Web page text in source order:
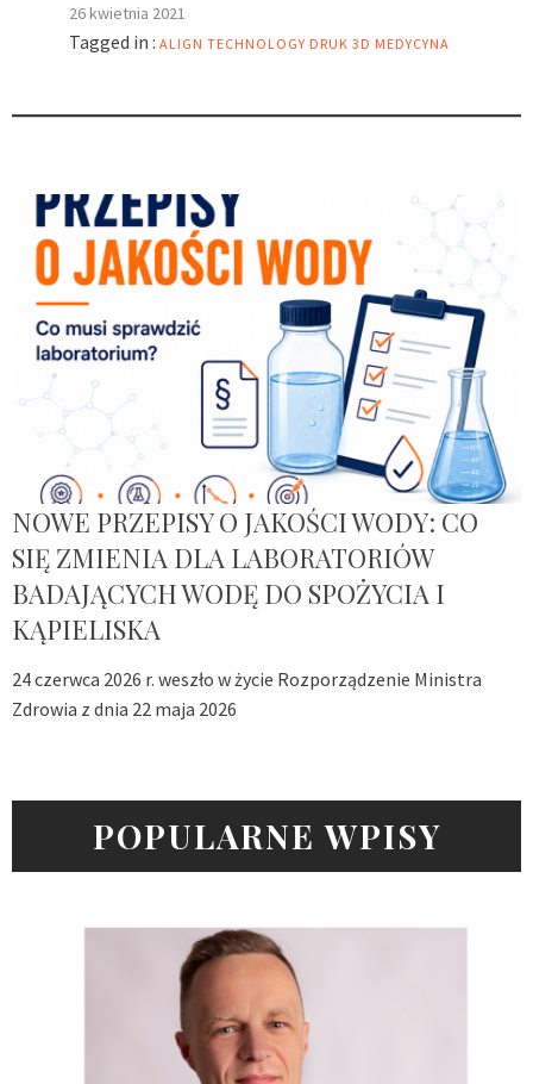
26 kwietnia 2021
Tagged in : ALIGN TECHNOLOGY DRUK 3D MEDYCYNA
NOWE PRZEPISY O JAKOŚCI WODY: CO
SIĘ ZMIENIA DLA LABORATORIÓW
BADAJĄCYCH WODĘ DO SPOŻYCIA I
KĄPIELISKA
24 czerwca 2026 r. weszło w życie Rozporządzenie Ministra
Zdrowia z dnia 22 maja 2026
POPULARNE WPISY